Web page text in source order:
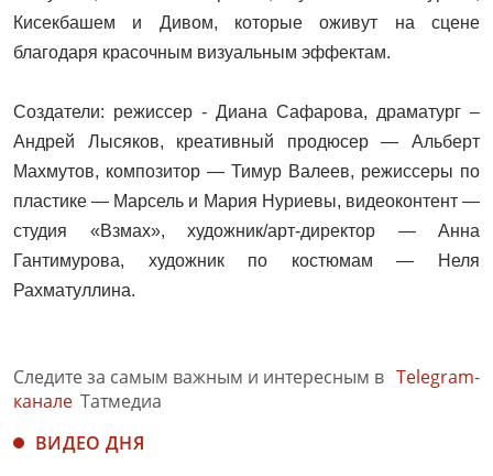
Кисекбашем и Дивом, которые оживут на сцене
благодаря красочным визуальным эффектам.
Создатели: режиссер - Диана Сафарова, драматург –
Андрей Лысяков, креативный продюсер — Альберт
Махмутов, композитор — Тимур Валеев, режиссеры по
пластике — Марсель и Мария Нуриевы, видеоконтент —
студия «Взмах», художник/арт-директор — Анна
Гантимурова, художник по костюмам — Неля
Рахматуллина.
Следите за самым важным и интересным в Telegram-
канале Татмедиа
ВИДЕО ДНЯ